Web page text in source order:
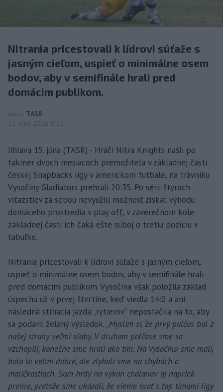
Nitrania pricestovali k lídrovi súťaže s
jasným cieľom, uspieť o minimálne osem
bodov, aby v semifinále hrali pred
domácim publikom.
Autor TASR
15. júna 2026 8:51
Jihlava 15. júna (TASR) - Hráči Nitra Knights našli po
takmer dvoch mesiacoch premožiteľa v základnej časti
českej Snapbacks ligy v americkom futbale, na trávniku
Vysočiny Gladiators prehrali 20:35. Po sérii štyroch
víťazstiev za sebou nevyužili možnosť získať výhodu
domáceho prostredia v play off, v záverečnom kole
základnej časti ich čaká ešte súboj o tretiu pozíciu v
tabuľke.
Nitrania pricestovali k lídrovi súťaže s jasným cieľom,
uspieť o minimálne osem bodov, aby v semifinále hrali
pred domácim publikom. Vysočina však položila základ
úspechu už v prvej štvrtine, keď viedla 14:0 a ani
následná stíhacia jazda „rytierov“ nepostačila na to, aby
sa podaril želaný výsledok. „Myslím si, že prvý polčas bol z
našej strany veľmi slabý. V druhom polčase sme sa
vzchopili, konečne sme hrali ako tím. Na Vysočinu sme mali,
bolo to veľmi dobré, ale zlyhali sme na chybách a
maličkostiach. Som hrdý na výkon chalanov aj napriek
prehre, pretože sme ukázali, že vieme hrať s top tímami ligy